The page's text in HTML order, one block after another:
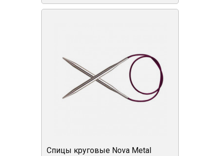
Спицы круговые Nova Metal